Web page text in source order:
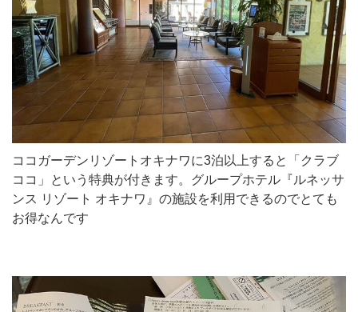
ココガーデンリゾートオキナワに3泊以上すると「クラブ
ココ」という特典が付きます。グループホテル『ルネッサ
ンス リゾート オキナワ』の施設を利用できるのでとても
お得なんです